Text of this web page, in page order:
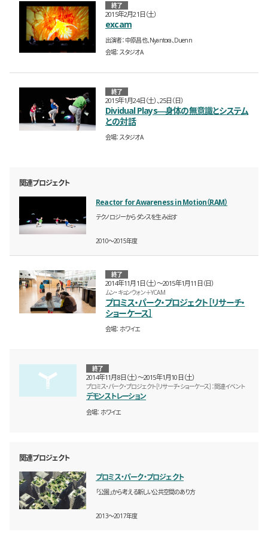
2015年2月21日（土）
終了
excam
出演者 中原昌也、Nyantora、Duenn
会場 スタジオA
2015年1月24日（土）、25日（日）
終了
Dividual Plays―身体の無意識とシステム
との対話
会場 スタジオA
関連プロジェクト
Reactor for Awareness in Motion（RAM）
テクノロジーからダンスを生み出す
2010〜2015年度
2014年11月1日（土）〜2015年1月11日（日）
終了
ムン・キョンウォン＋YCAM
プロミス・パーク・プロジェクト［リサーチ・
ショーケース］
会場 ホワイエ
2014年11月8日（土）〜2015年1月10日（土）
終了
プロミス・パーク・プロジェクト［リサーチ・ショーケース］：関連イベント
デモンストレーション
会場 ホワイエ
関連プロジェクト
プロミス・パーク・プロジェクト
「公園」から考える新しい公共空間のあり方
2013〜2017年度